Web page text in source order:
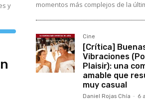
y
abajo
momentos más complejos de la
Cine
[Crítica]
Vibraciones
Plaisir): una
amable que
muy casual
Daniel Rojas Chía - 6